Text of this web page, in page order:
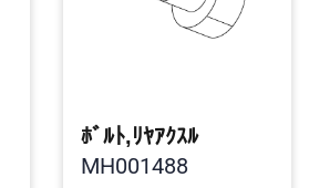
ﾎﾞﾙﾄ,ﾘﾔｱｸｽﾙ
MH001488